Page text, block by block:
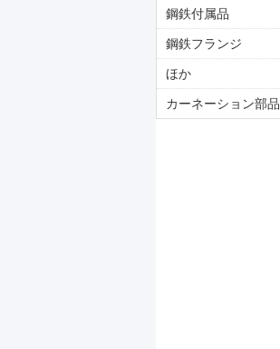
鋼鉄付属品
鋼鉄フランジ
ほか
カーネーション部品